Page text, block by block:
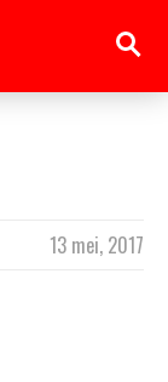
13 mei, 2017